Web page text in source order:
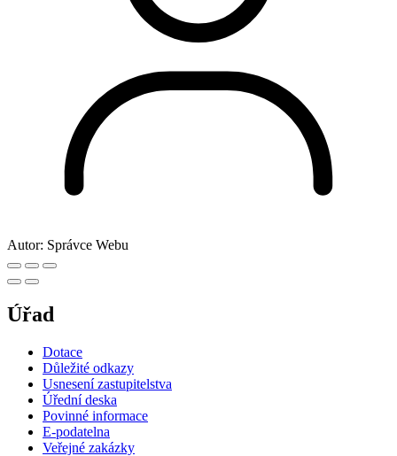
Autor: Správce Webu
Úřad
Dotace
Důležité odkazy
Usnesení zastupitelstva
Úřední deska
Povinné informace
E-podatelna
Veřejné zakázky